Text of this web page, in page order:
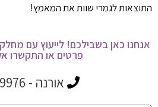
התוצאות לגמרי שוות את המאמץ!
אנחנו כאן בשבילכם! לייעוץ עם
פרטים או התקשרו
אורנה - 050-8369976